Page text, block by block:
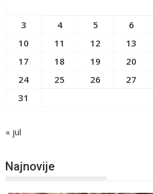
3
4 5 6
10
11 12 13
17
18 19 20
24
25 26 27
31
« jul
Najnovije